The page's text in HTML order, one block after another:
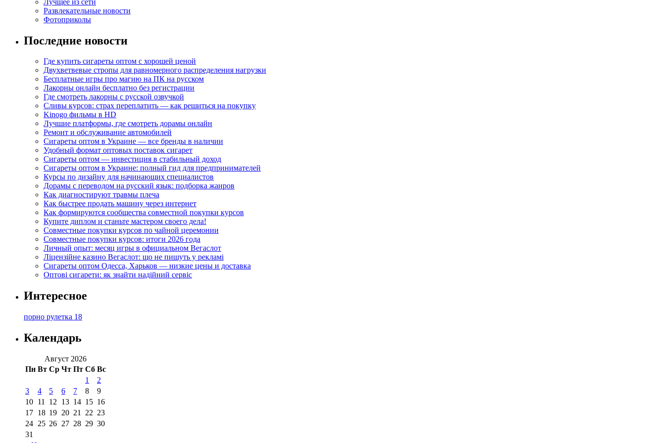
Развлекательные новости
Фотоприколы
Последние новости
Где купить сигареты оптом с хорошей ценой
Двухветвевые стропы для равномерного распределения нагрузки
Бесплатные игры про магию на ПК на русском
Лакорны онлайн бесплатно без регистрации
Где смотреть лакорны с русской озвучкой
Сливы курсов: страх переплатить — как решиться на покупку
Kinogo фильмы в HD
Лучшие платформы, где смотреть дорамы онлайн
Ремонт и обслуживание автомобилей
Сигареты оптом в Украине — все бренды в наличии
Удобный формат оптовых поставок сигарет
Сигареты оптом — инвестиция в стабильный доход
Сигареты оптом в Украине: полный гид для предпринимателей
Курсы по дизайну для начинающих специалистов
Дорамы с переводом на русский язык: подборка жанров
Как диагностируют травмы плеча
Как быстрее продать машину через интернет
Как формируются сообщества совместной покупки курсов
Купите диплом и станьте мастером своего дела!
Совместные покупки курсов по чайной церемонии
Совместные покупки курсов: итоги 2026 года
Личный опыт: месяц игры в официальном Вегаслот
Ліцензійне казино Вегаслот: що не пишуть у рекламі
Сигареты оптом Одесса, Харьков — низкие цены и доставка
Оптові сигарети: як знайти надійний сервіс
Интересное
порно рулетка 18
Календарь
Август 2026
Пн Вт Ср Чт Пт Сб Вс
1
2
3
4 5 6 7 8
9
10 11 12 13 14 15 16
17 18 19 20 21 22 23
24 25 26 27 28 29 30
31